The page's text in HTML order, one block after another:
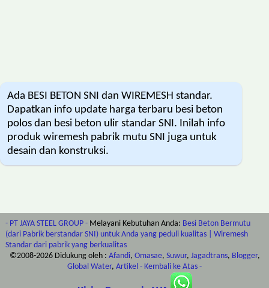
Ada BESI BETON SNI dan WIREMESH standar.
Dapatkan info update harga terbaru besi beton
polos dan besi beton ulir standar SNI. Inilah info
produk wiremesh pabrik mutu SNI juga untuk
desain dan konstruksi.
- PT JAYA STEEL GROUP - Melayani Kebutuhan Anda: Besi Beton Bermutu
(dari Pabrik berstandar SNI) untuk Anda yang peduli kualitas | Wiremesh
Standar dari pabrik yang berkualitas
©2008-2026Didukung oleh : Afandi, Omasae, Suwur, Jagadtrans, Blogger,
Global Water, Artikel - Kembali ke Atas -